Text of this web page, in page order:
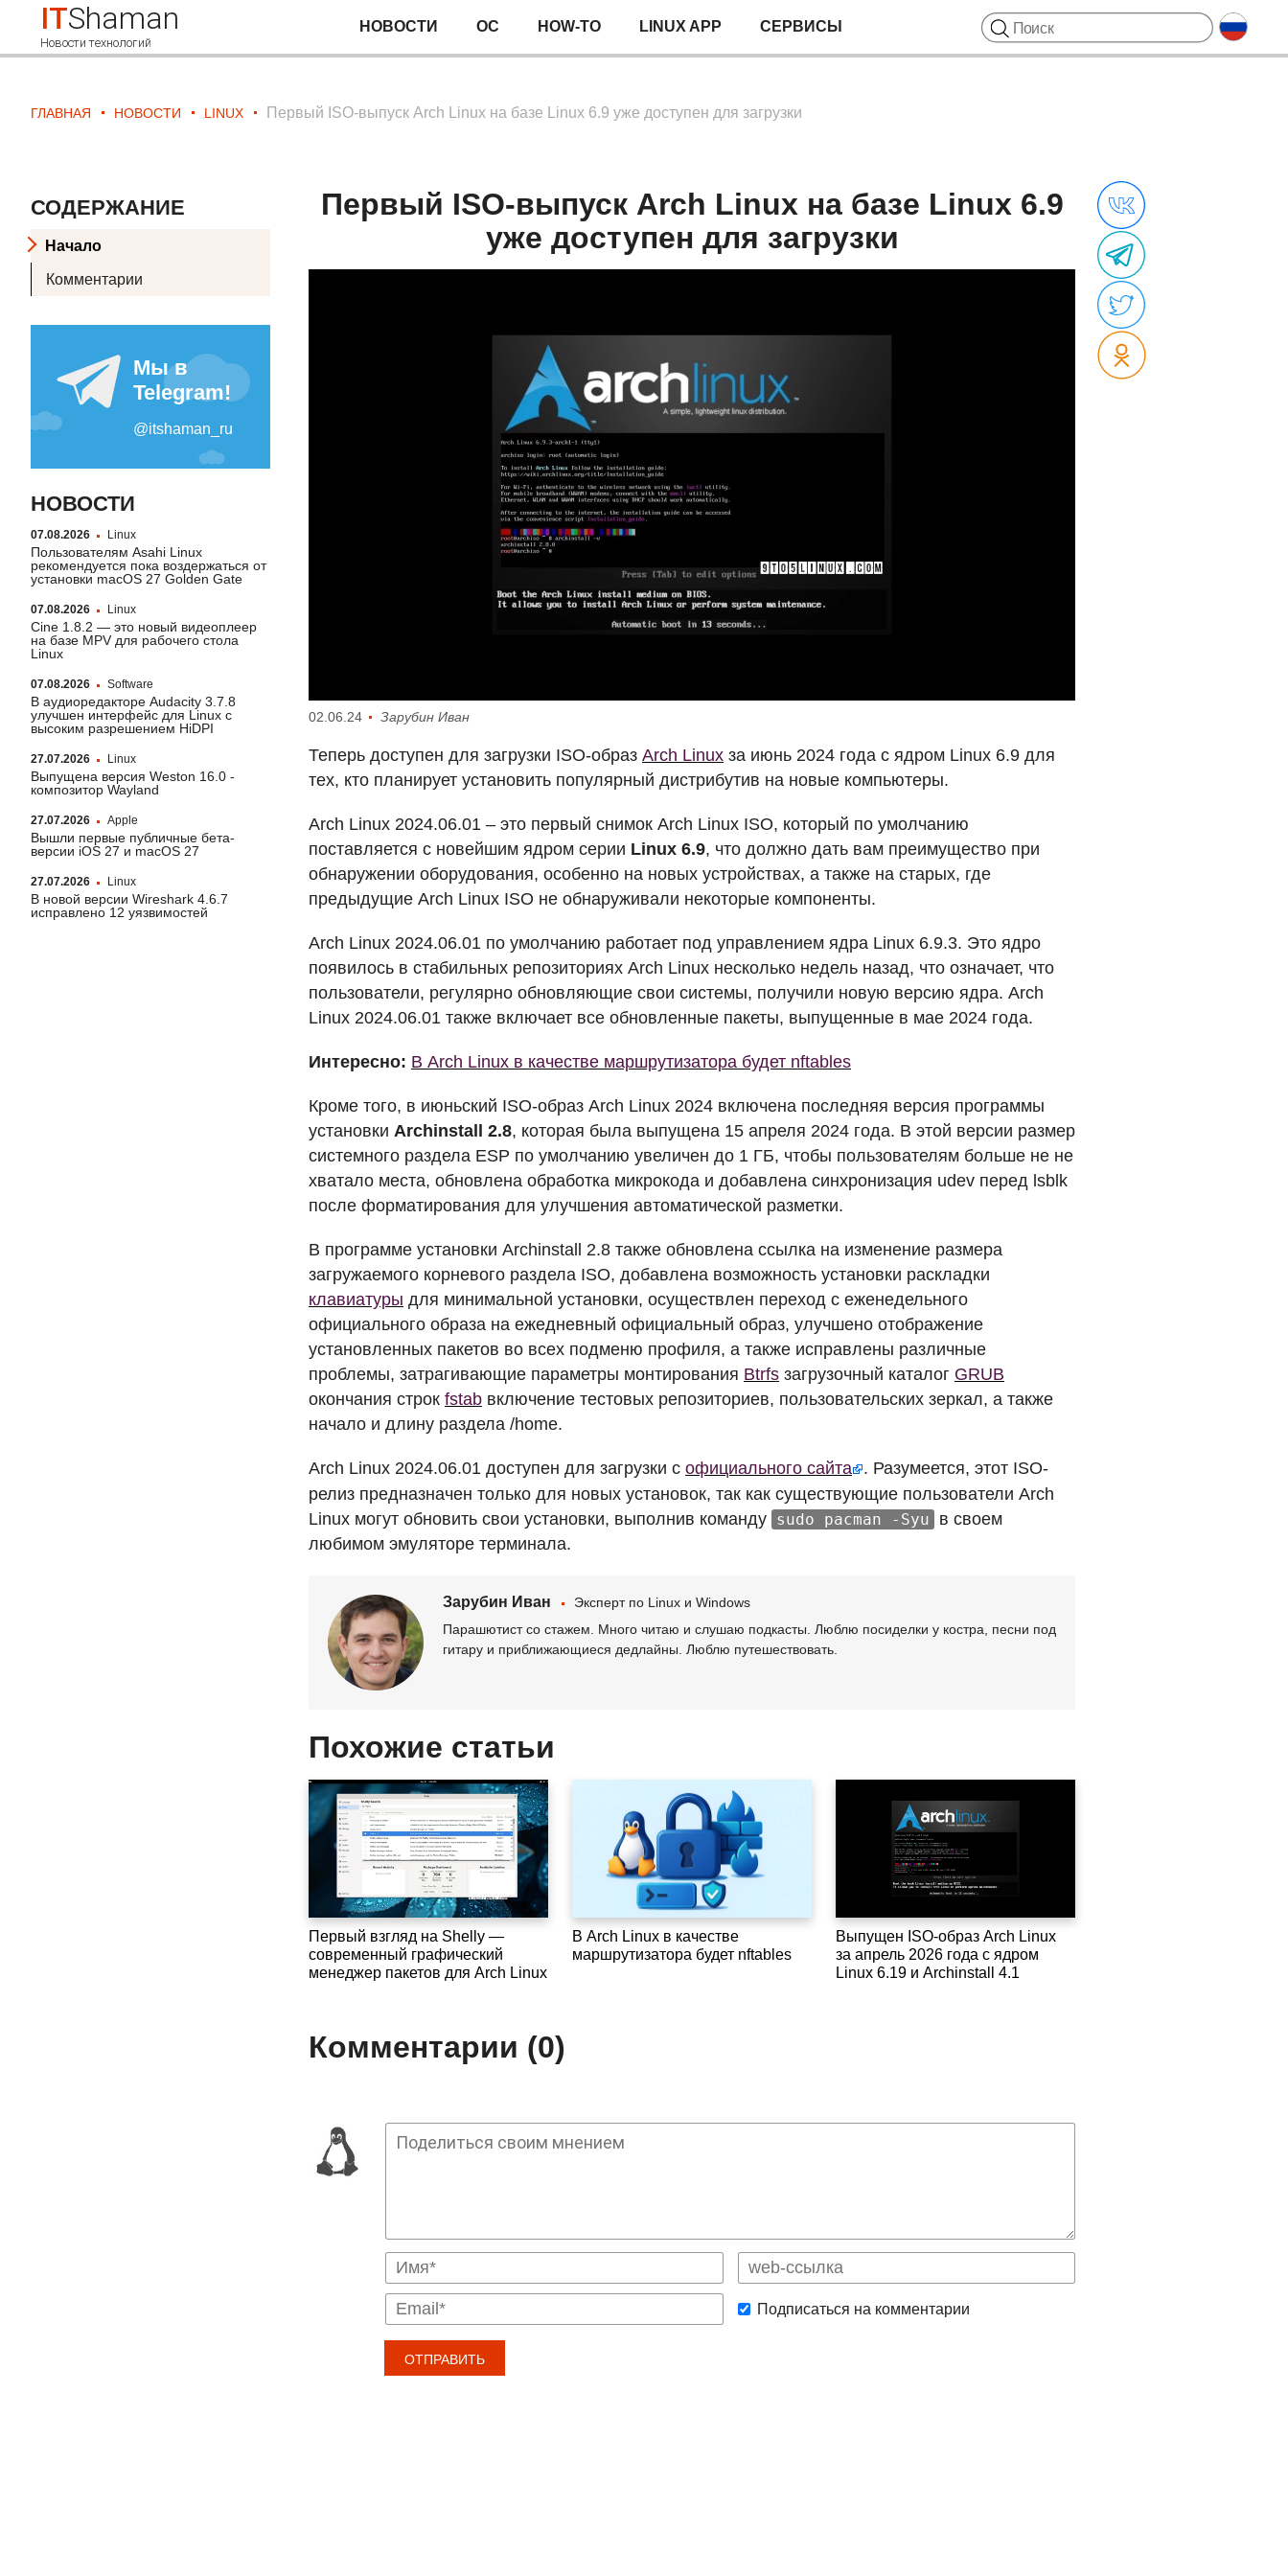
ITShaman
Новости технологий
НОВОСТИ ОС HOW-TO LINUX APP СЕРВИСЫ
ГЛАВНАЯ НОВОСТИ LINUX Первый ISO-выпуск Arch Linux на базе Linux 6.9 уже доступен для загрузки
СОДЕРЖАНИЕ
Начало
Комментарии
НОВОСТИ
07.08.2026 Linux
Пользователям Asahi Linux
рекомендуется пока воздержаться от
установки macOS 27 Golden Gate
07.08.2026 Linux
Cine 1.8.2 — это новый видеоплеер
на базе MPV для рабочего стола
Linux
07.08.2026 Software
В аудиоредакторе Audacity 3.7.8
улучшен интерфейс для Linux с
высоким разрешением HiDPI
27.07.2026 Linux
Выпущена версия Weston 16.0 -
композитор Wayland
27.07.2026 Apple
Вышли первые публичные бета-
версии iOS 27 и macOS 27
27.07.2026 Linux
В новой версии Wireshark 4.6.7
исправлено 12 уязвимостей
Первый ISO-выпуск Arch Linux на базе Linux 6.9
уже доступен для загрузки
02.06.24 Зарубин Иван
Теперь доступен для загрузки ISO-образ Arch Linux за июнь 2024 года с ядром Linux 6.9 для
тех, кто планирует установить популярный дистрибутив на новые компьютеры.
Arch Linux 2024.06.01 – это первый снимок Arch Linux ISO, который по умолчанию
поставляется с новейшим ядром серии Linux 6.9, что должно дать вам преимущество при
обнаружении оборудования, особенно на новых устройствах, а также на старых, где
предыдущие Arch Linux ISO не обнаруживали некоторые компоненты.
Arch Linux 2024.06.01 по умолчанию работает под управлением ядра Linux 6.9.3. Это ядро
появилось в стабильных репозиториях Arch Linux несколько недель назад, что означает, что
пользователи, регулярно обновляющие свои системы, получили новую версию ядра. Arch
Linux 2024.06.01 также включает все обновленные пакеты, выпущенные в мае 2024 года.
Интересно: В Arch Linux в качестве маршрутизатора будет nftables
Кроме того, в июньский ISO-образ Arch Linux 2024 включена последняя версия программы
установки Archinstall 2.8, которая была выпущена 15 апреля 2024 года. В этой версии размер
системного раздела ESP по умолчанию увеличен до 1 ГБ, чтобы пользователям больше не не
хватало места, обновлена обработка микрокода и добавлена синхронизация udev перед lsblk
после форматирования для улучшения автоматической разметки.
В программе установки Archinstall 2.8 также обновлена ссылка на изменение размера
загружаемого корневого раздела ISO, добавлена возможность установки раскладки
клавиатуры для минимальной установки, осуществлен переход с еженедельного
официального образа на ежедневный официальный образ, улучшено отображение
установленных пакетов во всех подменю профиля, а также исправлены различные
проблемы, затрагивающие параметры монтирования Btrfs загрузочный каталог GRUB
окончания строк fstab включение тестовых репозиториев, пользовательских зеркал, а также
начало и длину раздела /home.
Arch Linux 2024.06.01 доступен для загрузки с официального сайта . Разумеется, этот ISO-
релиз предназначен только для новых установок, так как существующие пользователи Arch
Linux могут обновить свои установки, выполнив команду sudo pacman -Syu
в своем
любимом эмуляторе терминала.
Зарубин Иван
Эксперт по Linux и Windows
Парашютист со стажем. Много читаю и слушаю подкасты. Люблю посиделки у костра, песни под
гитару и приближающиеся дедлайны. Люблю путешествовать.
Похожие статьи
Первый взгляд на Shelly —
современный графический
менеджер пакетов для Arch Linux
В Arch Linux в качестве
маршрутизатора будет nftables
Выпущен ISO-образ Arch Linux
за апрель 2026 года с ядром
Linux 6.19 и Archinstall 4.1
Комментарии (0)
Подписаться на комментарии